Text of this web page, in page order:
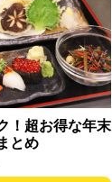
！超お得な年末
とめ